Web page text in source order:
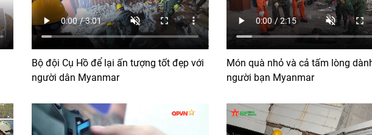
Bộ đội Cụ Hồ để lại ấn tượng tốt đẹp với
người dân Myanmar
Món quà nhỏ và cả tấm lòng
người bạn Myanmar